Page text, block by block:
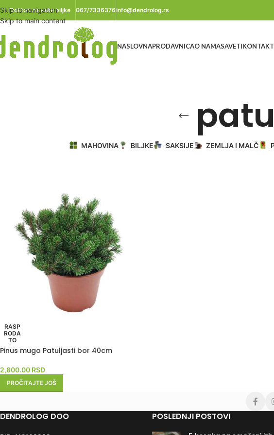
Skip to navigation
Skip to main content
Doktori za vaše biljke 067/7336376info@dendrolog.rs
NASLOVNAPRODAVNICAO NAMASAVETIKONTAKT
MAHOVINA BILJKE SAKSIJE ZEMLJA I MALČ
RASP
RODA
TO
Pinus mugo Patuljasti bor 40cm
2,800.00 RSD
PROČITAJTE JOŠ
DENDROLOG DOO POSLEDNJI POSTOVI